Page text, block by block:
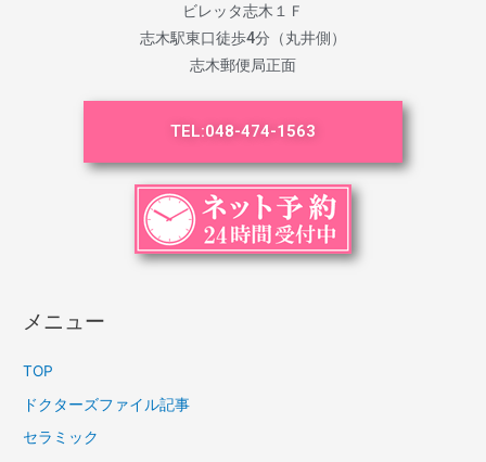
ビレッタ志木１Ｆ
志木駅東口徒歩4分（丸井側）
志木郵便局正面
TEL:048-474-1563
メニュー
TOP
ドクターズファイル記事
セラミック